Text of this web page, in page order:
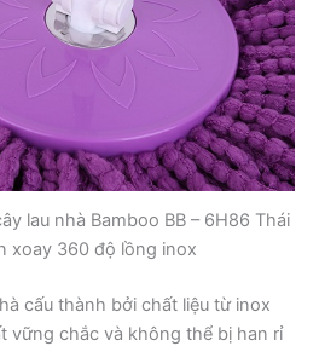
lau nhà Bamboo BB – 6H86 Thái
xoay 360 độ lồng inox
cấu thành bởi chất liệu từ inox
vững chắc và không thể bị han rỉ